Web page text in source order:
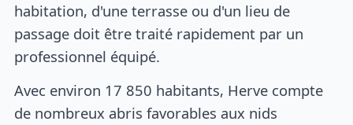
habitation, d'une terrasse ou d'un lieu de
passage doit être traité rapidement par un
professionnel équipé.
Avec environ 17 850 habitants, Herve compte
de nombreux abris favorables aux nids